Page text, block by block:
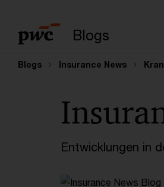
Blogs
Blogs Insurance News
Entwicklungen in